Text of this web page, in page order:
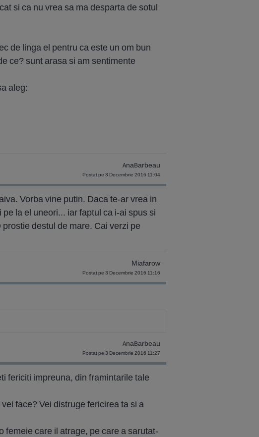
si ca nu vrea sa ma desparta de sotul
de linga el pentru ca este un om bun
ce? sunt arasa si am sentimente
aleg:
AnaBarbeau
Postat pe 3 Decembrie 2016 11:04
Vorba vine putin. Daca te-ar vrea in
la el uneori... iar faptul ca i-ai spus si
destul de mare. Cai verzi pe
Miafarow
Postat pe 3 Decembrie 2016 11:16
AnaBarbeau
Postat pe 3 Decembrie 2016 11:27
fericiti impreuna, din framintarile tale
face? Vei distruge fericirea ta si a
femeie care il atrage, pe care a sarutat-